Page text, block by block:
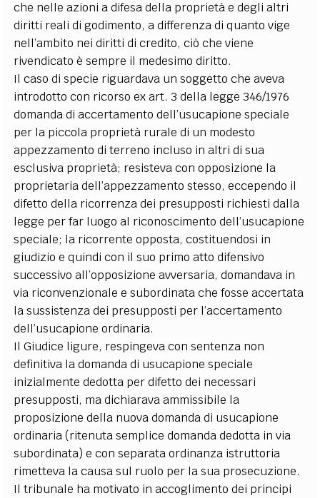
che nelle azioni a difesa della proprietà e degli altri
diritti reali di godimento, a differenza di quanto vige
nell’ambito nei diritti di credito, ciò che viene
rivendicato è sempre il medesimo diritto.
Il caso di specie riguardava un soggetto che aveva
introdotto con ricorso ex art. 3 della legge 346/1976
domanda di accertamento dell’usucapione speciale
per la piccola proprietà rurale di un modesto
appezzamento di terreno incluso in altri di sua
esclusiva proprietà; resisteva con opposizione la
proprietaria dell’appezzamento stesso, eccependo il
difetto della ricorrenza dei presupposti richiesti dalla
legge per far luogo al riconoscimento dell’usucapione
speciale; la ricorrente opposta, costituendosi in
giudizio e quindi con il suo primo atto difensivo
successivo all’opposizione avversaria, domandava in
via riconvenzionale e subordinata che fosse accertata
la sussistenza dei presupposti per l’accertamento
dell’usucapione ordinaria.
Il Giudice ligure, respingeva con sentenza non
definitiva la domanda di usucapione speciale
inizialmente dedotta per difetto dei necessari
presupposti, ma dichiarava ammissibile la
proposizione della nuova domanda di usucapione
ordinaria (ritenuta semplice domanda dedotta in via
subordinata) e con separata ordinanza istruttoria
rimetteva la causa sul ruolo per la sua prosecuzione.
Il tribunale ha motivato in accoglimento dei principi